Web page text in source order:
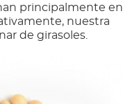
principalmente en
nuestra
de girasoles.